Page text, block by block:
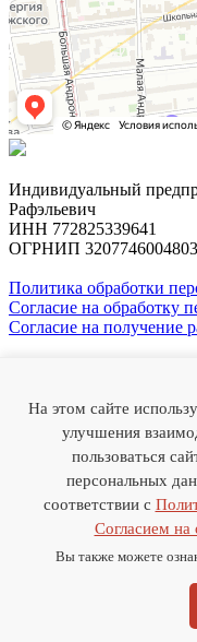
Индивидуальный
Рафэльевич
ИНН 772825339641
ОГРНИП
Политика обработки
Согласие на обработку
Согласие на получение
Камиль Бахтияров
О докторе Случаи из
Цены
Thank you! Your
Oops! Something went
+7 985-786-22-55
Oops! Something went
На этом сайте
улучшения
пользоваться
персональных
соответствии с
Согласием на
Вы также можете